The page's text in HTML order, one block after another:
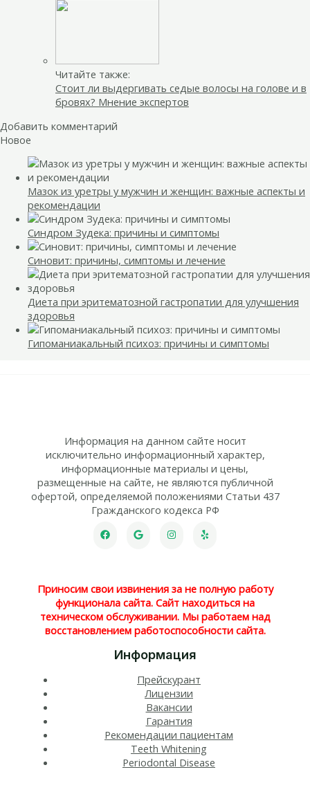
Читайте также:
Стоит ли выдергивать седые волосы на голове и в
бровях? Мнение экспертов
Добавить комментарий
Новое
Мазок из уретры у мужчин и женщин: важные аспекты и
рекомендации
Синдром Зудека: причины и симптомы
Синовит: причины, симптомы и лечение
Диета при эритематозной гастропатии для улучшения
здоровья
Гипоманиакальный психоз: причины и симптомы
Информация на данном сайте носит
исключительно информационный характер,
информационные материалы и цены,
размещенные на сайте, не являются публичной
офертой, определяемой положениями Статьи 437
Гражданского кодекса РФ
Приносим свои извинения за не полную работу
функционала сайта. Сайт находиться на
техническом обслуживании. Мы работаем над
восстановлением работоспособности сайта.
Информация
Прейскурант
Лицензии
Вакансии
Гарантия
Рекомендации пациентам
Teeth Whitening​
Periodontal Disease​